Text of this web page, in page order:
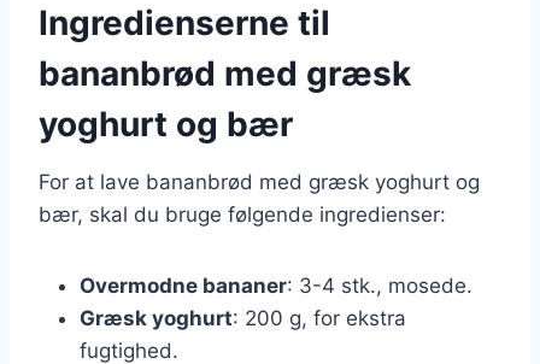
Ingredienserne til
bananbrød med græsk
yoghurt og bær
For at lave bananbrød med græsk yoghurt og
bær, skal du bruge følgende ingredienser:
Overmodne bananer: 3-4 stk., mosede.
Græsk yoghurt: 200 g, for ekstra
fugtighed.